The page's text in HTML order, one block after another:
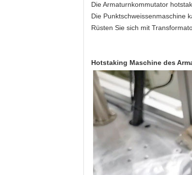
Die Armaturnkommutator
Die Punktschweissenmaschine
Rüsten Sie sich mit
Hotstaking Maschine des